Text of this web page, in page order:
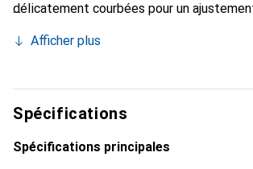
délicatement courbées pour un
smartphone. La marque Noreve est
toujours un bon choix pour le client
Afficher plus
Spécifications
Spécifications principales